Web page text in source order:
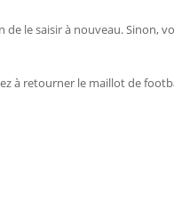
le saisir à nouveau. Sinon,
à retourner le maillot de